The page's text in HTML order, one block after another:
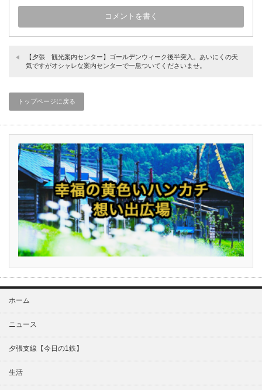
【夕張 観光案内センター】ゴールデンウィーク後半突入。あいにくの天
気ですがオシャレな案内センターで一息ついてくださいませ。
トップページに戻る
ホーム
ニュース
夕張支線【今日の1鉄】
生活